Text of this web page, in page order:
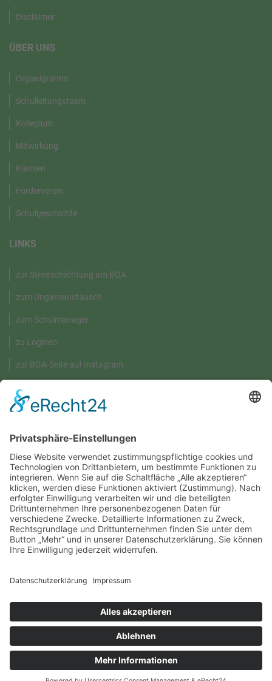
Disclaimer
ÜBER UNS
Organigramm
Schulleitungsteam
Kollegium
Mitwirkung
Klassen
Förderverein
Schulgeschichte
LINKS
zur Streitschlichtung am BGA
zum Ungarnaustausch
zum Schulmanager
zu Logineo
zur BGA-Seite auf Instagram
GRÜNE UMWELT-BOX
© 2026 Burggymnasium Altena | Alle Rechte vorbehalten.